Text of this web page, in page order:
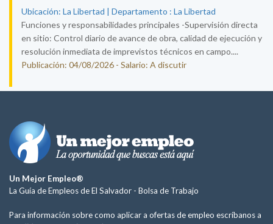
Ubicación: La Libertad | Departamento : La Libertad
Funciones y responsabilidades principales -Supervisión directa
en sitio: Control diario de avance de obra, calidad de ejecución y
resolución inmediata de imprevistos técnicos en campo....
Publicación: 04/08/2026 - Salario: A discutir
Un Mejor Empleo®
La Guía de Empleos de El Salvador - Bolsa de Trabajo
Para información sobre como aplicar a ofertas de empleo escríbanos a